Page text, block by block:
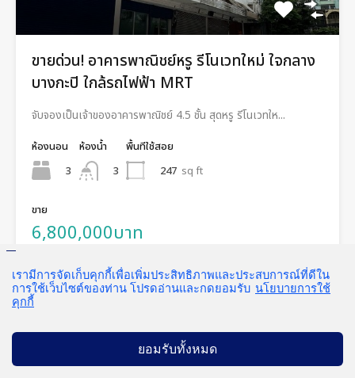
ขายด่วน! อาคารพาณิชย์หรู รีโนเวทใหม่ ใจกลาง
บางกะปิ ใกล้รถไฟฟ้า MRT
จับจองเป็นเจ้าของอาคารพาณิชย์ 4.5 ชั้น สุดหรู รีโนเวทให...
ห้องนอน
3
ห้องน้ำ
3
พื้นทีใช้สอย
247 sq ft
ขาย
6,800,000บาท
Featured